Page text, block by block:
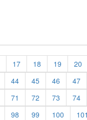
17 18 19
20
44 45 46
47
71 72 73
74
98 99 100